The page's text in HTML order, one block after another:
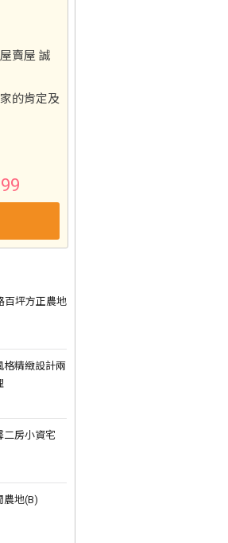
賣屋 誠
的肯定及
百坪方正農地
格精緻設計兩
二房小資宅
農地(B)